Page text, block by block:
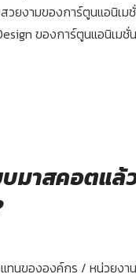
วยงามของการ์ตูนแอนิเม
ของการ์ตูนแอนิเมชั่
มาสคอตแล้
ทนขององค์กร / หน่วยงา